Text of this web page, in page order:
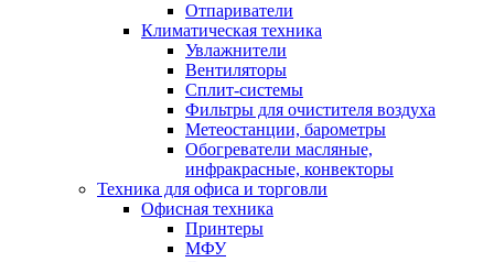
Отпариватели
Климатическая техника
Увлажнители
Вентиляторы
Сплит-системы
Фильтры для очистителя воздуха
Метеостанции, барометры
Обогреватели масляные,
инфракрасные, конвекторы
Техника для офиса и торговли
Офисная техника
Принтеры
МФУ